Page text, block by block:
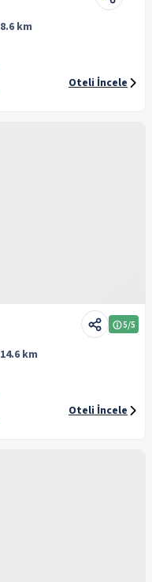
8.6 km
Oteli İncele
5/5
14.6 km
Oteli İncele